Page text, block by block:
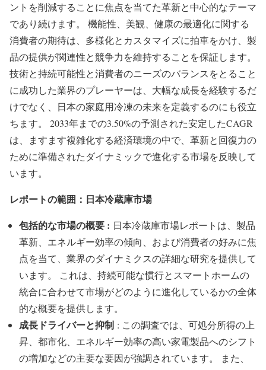
ントを削減することに焦点を当てた革新と中心的なテーマ
であり続けます。 機能性、美観、健康の最適化に関する
消費者の期待は、多様化とカスタマイズに拍車をかけ、製
品の提供が関連性と競争力を維持することを保証します。
技術と持続可能性と消費者のニーズのバランスをとること
に成功した業界のプレーヤーは、大幅な成長を経験するだ
けでなく、日本の家庭用冷凍の未来を定義するのにも役立
ちます。 2033年までの3.50%の予測された安定したCAGR
は、ますます複雑化する経済環境の中で、革新と回復力の
ために準備されたダイナミックで進化する市場を反映して
います。
レポートの範囲：日本冷蔵庫市場
包括的な市場の概要 : 日本冷蔵庫市場レポートは、製品
革新、エネルギー効率の傾向、および消費者の好みに焦
点を当て、業界のダイナミクスの詳細な研究を提供して
います。 これは、持続可能な慣行とスマートホームの
統合に合わせて市場がどのように進化しているかの全体
的な概要を提供します。
成長ドライバーと抑制 : この調査では、可処分所得の上
昇、都市化、エネルギー効率の高い家電製品へのシフト
の増加などの主要な要因が強調されています。 また、